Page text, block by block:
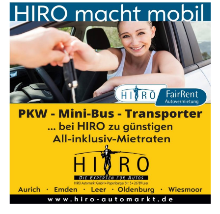
Auf­tritt und ech­ten nie­der­län­di­schen Spe­zia­li­tä­ten ist
die­ser Pom­mes-Stand ein High­light für jede
Veranstaltung.
Jetzt Ter­min sichern und dein Event zum kuli­na­ri­
schen Erfolg machen!